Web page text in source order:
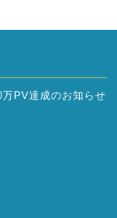
万PV達成のお知らせ